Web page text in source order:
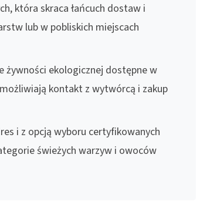
która skraca łańcuch dostaw i
lub w pobliskich miejscach
żywności ekologicznej dostępne w
kontakt z wytwórcą i zakup
i z opcją wyboru certyfikowanych
świeżych warzyw i owoców